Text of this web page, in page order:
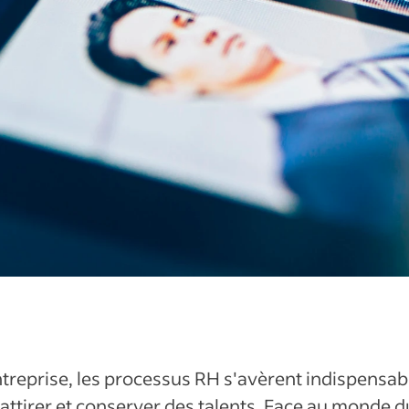
les processus RH s'avèrent